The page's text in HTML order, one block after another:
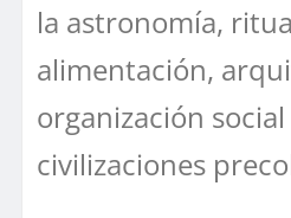
la astronomía,
alimentación,
organización
civilizaciones